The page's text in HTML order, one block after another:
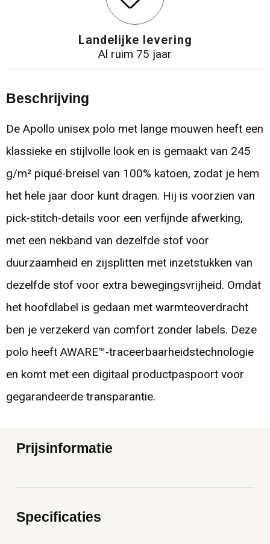
Landelijke levering
Al ruim 75 jaar
Beschrijving
De Apollo unisex polo met lange mouwen heeft een
klassieke en stijlvolle look en is gemaakt van 245
g/m² piqué-breisel van 100% katoen, zodat je hem
het hele jaar door kunt dragen. Hij is voorzien van
pick-stitch-details voor een verfijnde afwerking,
met een nekband van dezelfde stof voor
duurzaamheid en zijsplitten met inzetstukken van
dezelfde stof voor extra bewegingsvrijheid. Omdat
het hoofdlabel is gedaan met warmteoverdracht
ben je verzekerd van comfort zonder labels. Deze
polo heeft AWARE™-traceerbaarheidstechnologie
en komt met een digitaal productpaspoort voor
gegarandeerde transparantie.
Prijsinformatie
Specificaties